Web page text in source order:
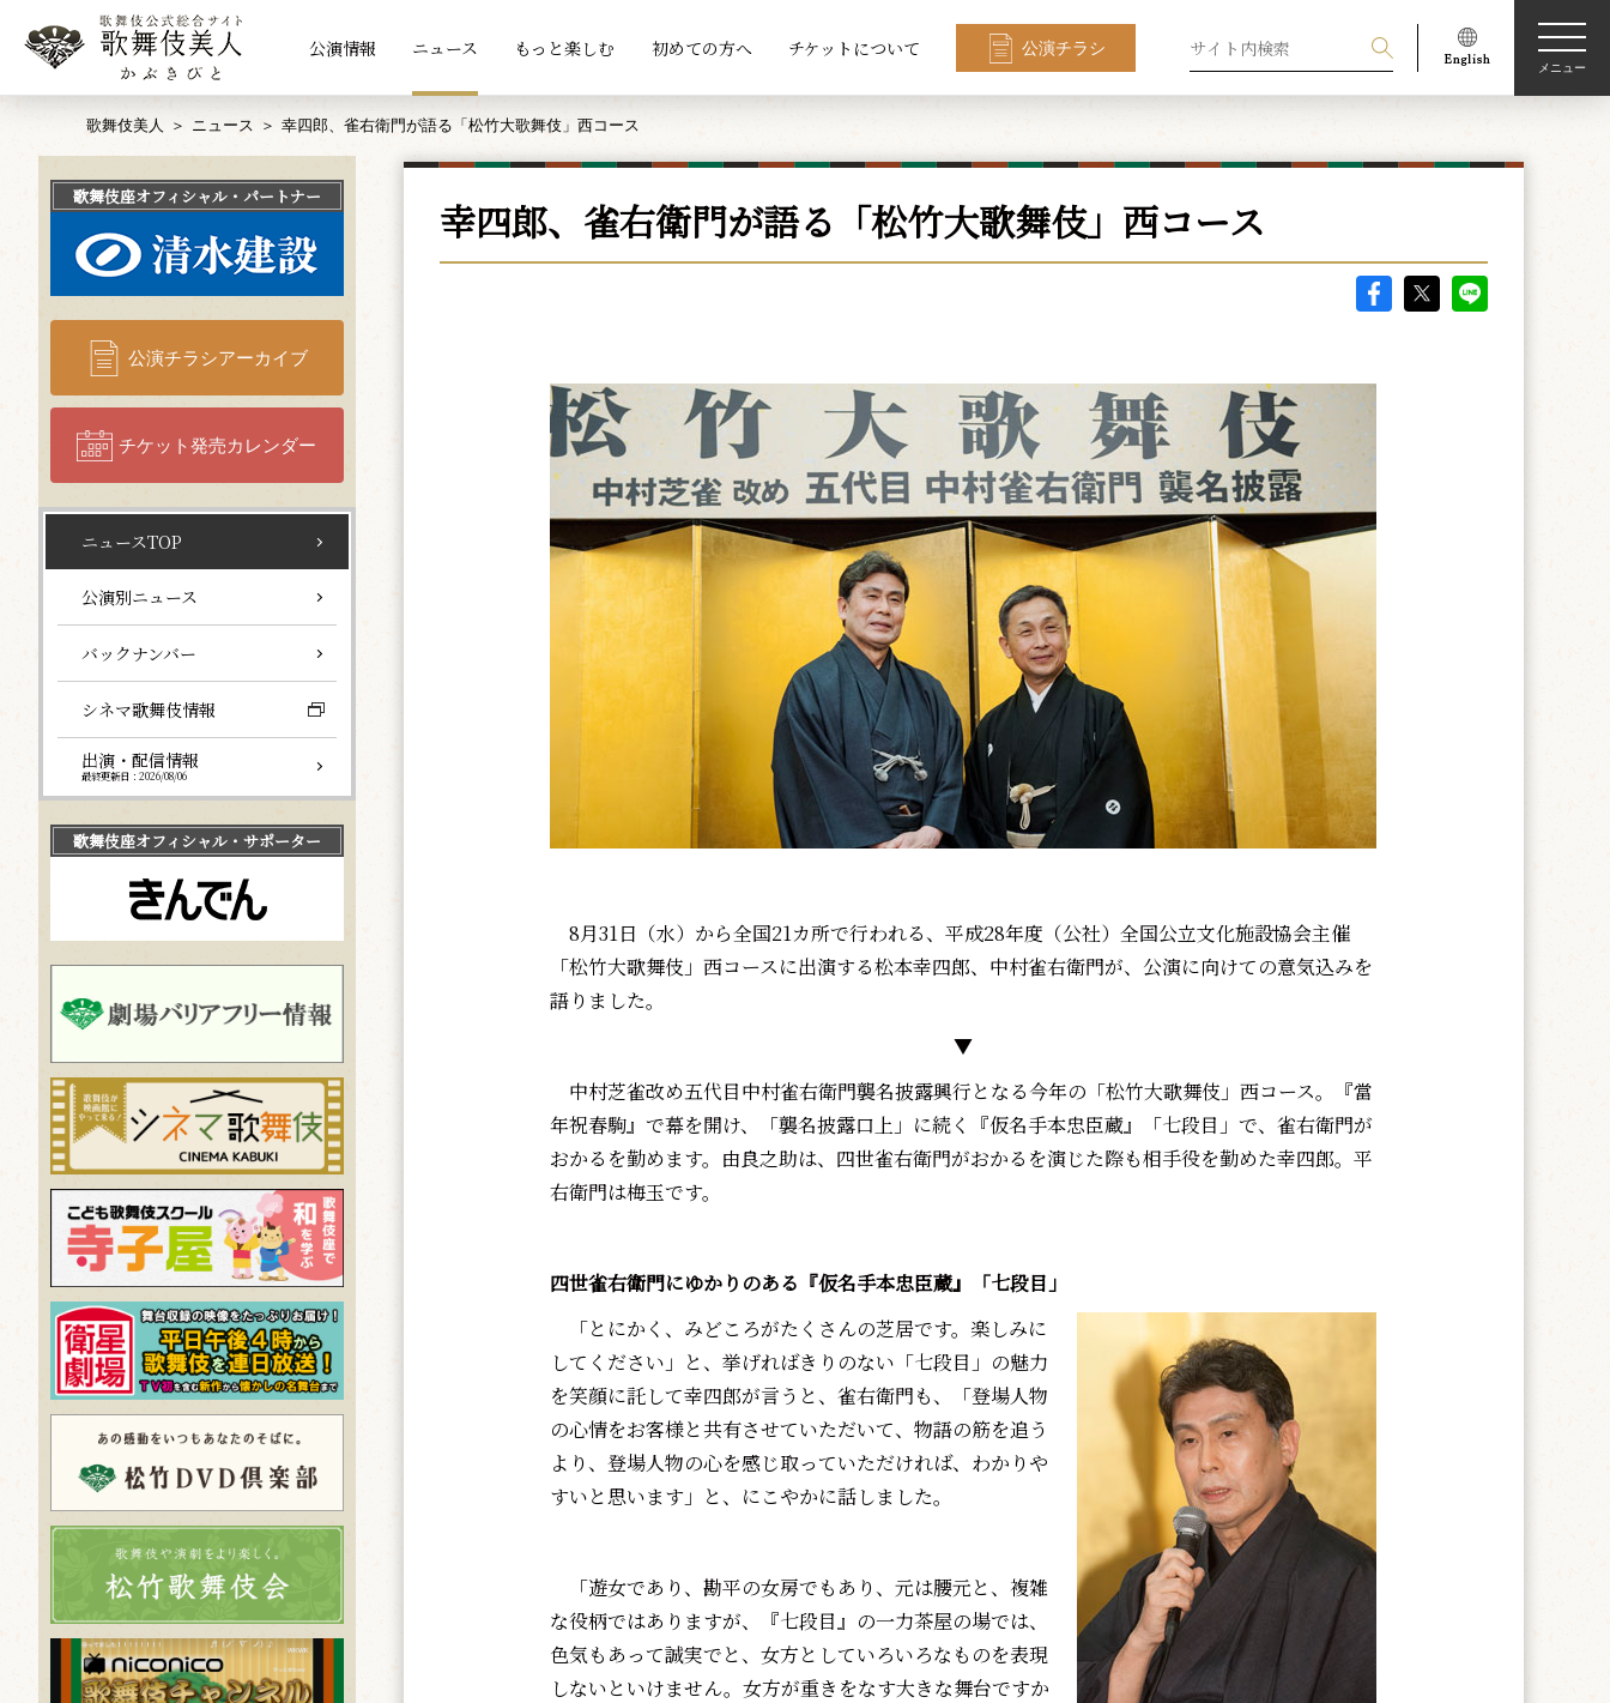
公演情報 ニュース もっと楽しむ 初めての方へ チケットについて 公演チラシ
メニュー
歌舞伎美人 ニュース 幸四郎、雀右衛門が語る「松竹大歌舞伎」西コース
幸四郎、雀右衛門が語る「松竹大歌舞伎」西コース
8月31日（水）から全国21カ所で行われる、平成28年度（公社）全国公立文化施設協会主催
「松竹大歌舞伎」西コースに出演する松本幸四郎、中村雀右衛門が、公演に向けての意気込みを
語りました。
▼
中村芝雀改め五代目中村雀右衛門襲名披露興行となる今年の「松竹大歌舞伎」西コース。『當
年祝春駒』で幕を開け、「襲名披露口上」に続く『仮名手本忠臣蔵』「七段目」で、雀右衛門が
おかるを勤めます。由良之助は、四世雀右衛門がおかるを演じた際も相手役を勤めた幸四郎。平
右衛門は梅玉です。
四世雀右衛門にゆかりのある『仮名手本忠臣蔵』「七段目」
「とにかく、みどころがたくさんの芝居です。楽しみに
してください」と、挙げればきりのない「七段目」の魅力
を笑顔に託して幸四郎が言うと、雀右衛門も、「登場人物
の心情をお客様と共有させていただいて、物語の筋を追う
より、登場人物の心を感じ取っていただければ、わかりや
すいと思います」と、にこやかに話しました。
「遊女であり、勘平の女房でもあり、元は腰元と、複雑
な役柄ではありますが、『七段目』の一力茶屋の場では、
色気もあって誠実でと、女方としていろいろなものを表現
しないといけません。女方が重きをなす大きな舞台ですか
歌舞伎座オフィシャル・パートナー
公演チラシアーカイブ
チケット発売カレンダー
ニュースTOP
公演別ニュース
バックナンバー
シネマ歌舞伎情報
出演・配信情報
最終更新日：2026/08/06
歌舞伎座オフィシャル・サポーター